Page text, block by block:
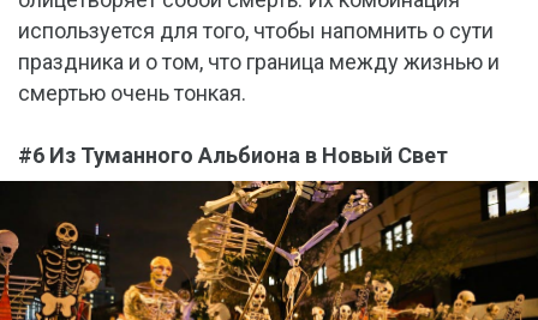
используется для того, чтобы напомнить о сути
праздника и о том, что граница между жизнью и
смертью очень тонкая.
#6 Из Туманного Альбиона в Новый Свет